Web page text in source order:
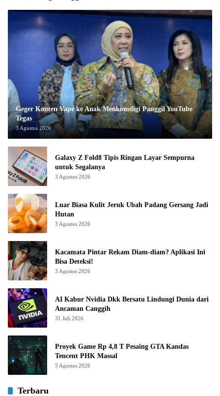
Geger Konten Vape ke Anak Menkomdigi Panggil YouTube
Tegas
3 Agustus 2026
Galaxy Z Fold8 Tipis Ringan Layar Sempurna
untuk Segalanya
3 Agustus 2026
Luar Biasa Kulit Jeruk Ubah Padang Gersang Jadi
Hutan
3 Agustus 2026
Kacamata Pintar Rekam Diam-diam? Aplikasi Ini
Bisa Deteksi!
3 Agustus 2026
AI Kabur Nvidia Dkk Bersatu Lindungi Dunia dari
Ancaman Canggih
31 Juli 2026
Proyek Game Rp 4,8 T Pesaing GTA Kandas
Tencent PHK Massal
5 Agustus 2026
Terbaru